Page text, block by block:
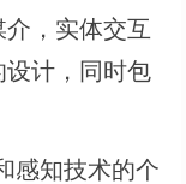
，实体交互
计，同时包
感知技术的个